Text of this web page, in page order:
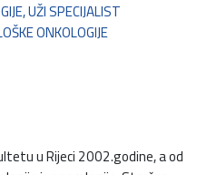
UŽI SPECIJALIST
ONKOLOGIJE
u Rijeci 2002.godine, a od